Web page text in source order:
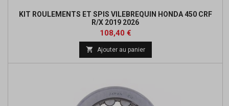
KIT ROULEMENTS ET SPIS VILEBREQUIN HONDA 450 CRF
R/X 2019 2026
Prix
108,40 €
 Ajouter au panier